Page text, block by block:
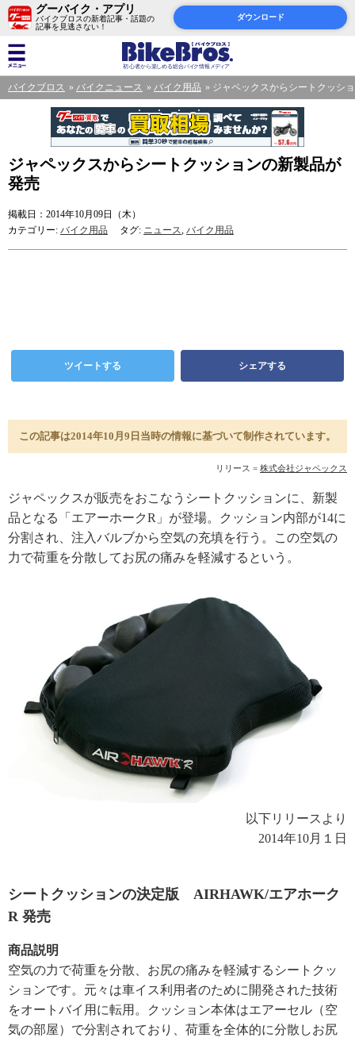
グーバイク・アプリ
バイクブロスの新着記事・話題の
記事を見逃さない！
ダウンロード
バイクブロス バイクニュース バイク用品 ジャペックスからシートクッシ
ジャペックスからシートクッションの新製品が
発売
掲載日：2014年10月09日（木）
カテゴリー: バイク用品 タグ: ニュース, バイク用品
ツイートする シェアする
この記事は2014年10月9日当時の情報に基づいて制作されています。
リリース = 株式会社ジャペックス
ジャペックスが販売をおこなうシートクッションに、新製
品となる「エアーホークR」が登場。クッション内部が14に
分割され、注入バルブから空気の充填を行う。この空気の
力で荷重を分散してお尻の痛みを軽減するという。
以下リリースより
2014年10月１日
シートクッションの決定版 AIRHAWK/エアホーク
R 発売
商品説明
空気の力で荷重を分散、お尻の痛みを軽減するシートクッ
ションです。元々は車イス利用者のために開発された技術
をオートバイ用に転用。クッション本体はエアーセル（空
気の部屋）で分割されており、荷重を全体的に分散しお尻